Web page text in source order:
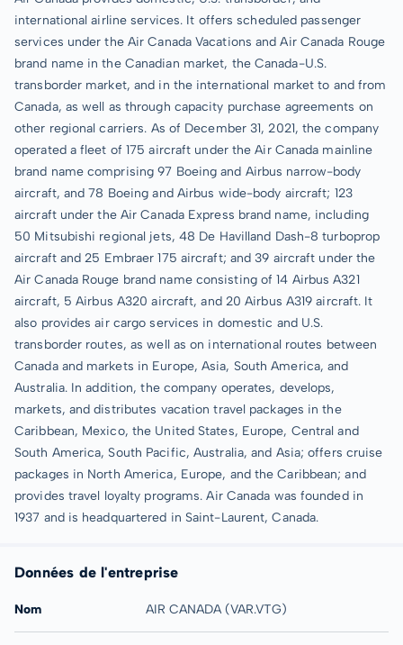
international airline services. It offers scheduled passenger
services under the Air Canada Vacations and Air Canada Rouge
brand name in the Canadian market, the Canada-U.S.
transborder market, and in the international market to and from
Canada, as well as through capacity purchase agreements on
other regional carriers. As of December 31, 2021, the company
operated a fleet of 175 aircraft under the Air Canada mainline
brand name comprising 97 Boeing and Airbus narrow-body
aircraft, and 78 Boeing and Airbus wide-body aircraft; 123
aircraft under the Air Canada Express brand name, including
50 Mitsubishi regional jets, 48 De Havilland Dash-8 turboprop
aircraft and 25 Embraer 175 aircraft; and 39 aircraft under the
Air Canada Rouge brand name consisting of 14 Airbus A321
aircraft, 5 Airbus A320 aircraft, and 20 Airbus A319 aircraft. It
also provides air cargo services in domestic and U.S.
transborder routes, as well as on international routes between
Canada and markets in Europe, Asia, South America, and
Australia. In addition, the company operates, develops,
markets, and distributes vacation travel packages in the
Caribbean, Mexico, the United States, Europe, Central and
South America, South Pacific, Australia, and Asia; offers cruise
packages in North America, Europe, and the Caribbean; and
provides travel loyalty programs. Air Canada was founded in
1937 and is headquartered in Saint-Laurent, Canada.
Données de l'entreprise
Nom AIR CANADA (VAR.VTG)